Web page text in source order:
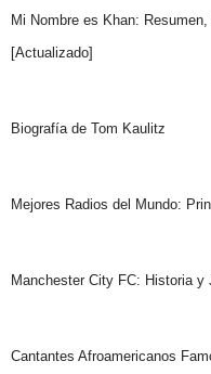
Mi Nombre es Khan:
[Actualizado]
Biografía de Tom Kaulitz
Mejores Radios del Mundo:
Manchester City FC: Historia y
Cantantes Afroamericanos